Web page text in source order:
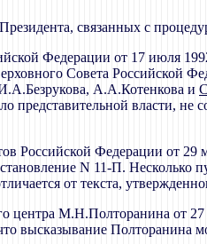
связанных с
Федерации от 17 июля
Совета Российской
А.А.Котенкова и
представительной власти,
Российской Федерации от
N 11-П. Несколько
от текста,
центра М.Н.Полторанина от
высказывание Полторанина